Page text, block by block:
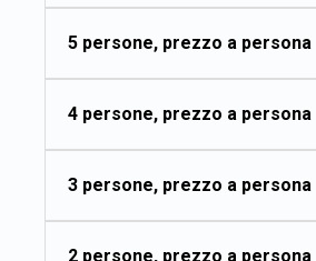
5 persone, prezzo a persona
4 persone, prezzo a persona
3 persone, prezzo a persona
2 persone, prezzo a persona